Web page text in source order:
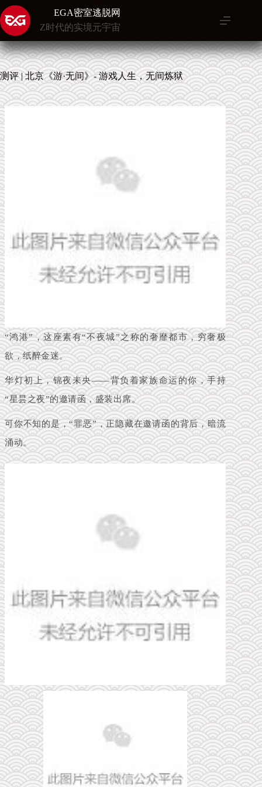
跳
至
内
容
EGA密室逃脱网
Z时代的实境元宇宙
测评 | 北京《游·无间》- 游戏人生，无间炼狱
“鸿港”，这座素有“不夜城”之称的奢靡都市，穷奢极
欲，纸醉金迷。
华灯初上，锦夜未央——背负着家族命运的你，手持
“星昙之夜”的邀请函，盛装出席。
可你不知的是，“罪恶”，正隐藏在邀请函的背后，暗流
涌动。